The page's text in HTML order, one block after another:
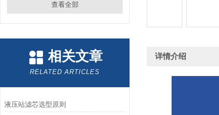
查看全部
相关文章
RELATED ARTICLES
液压站滤芯选型原则
详情介绍